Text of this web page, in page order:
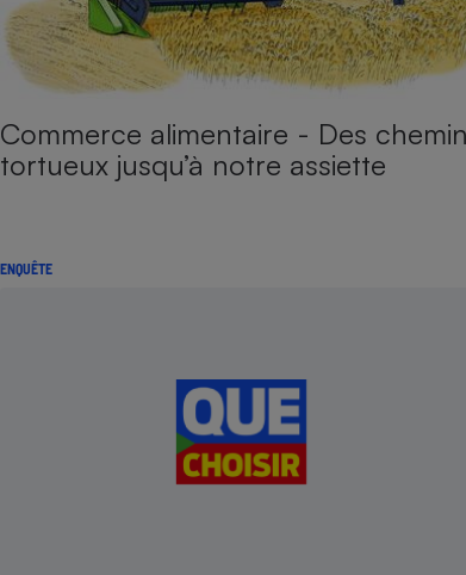
Commerce alimentaire - Des
tortueux jusqu’à notre assiette
ENQUÊTE